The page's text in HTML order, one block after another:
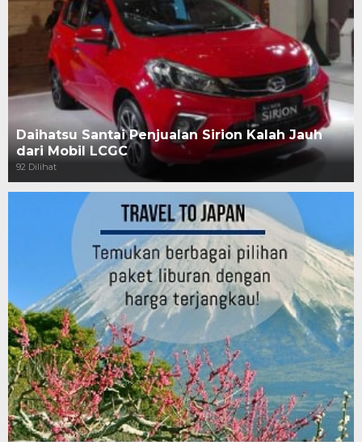
Daihatsu Santai Penjualan Sirion Kalah Jauh
dari Mobil LCGC
92 Dilihat